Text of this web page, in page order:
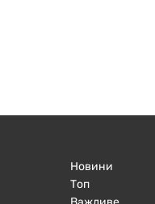
Новини
Топ